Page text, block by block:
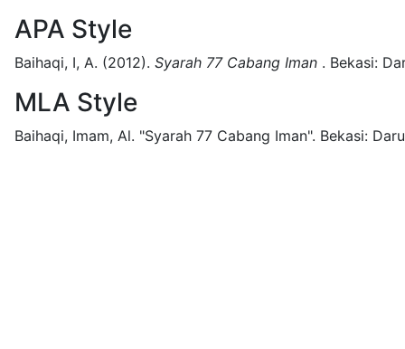
APA Style
Baihaqi, I, A. (2012). Syarah 77 Cabang Iman . Bekasi:
MLA Style
Baihaqi, Imam, Al. "Syarah 77 Cabang Iman". Bekasi: